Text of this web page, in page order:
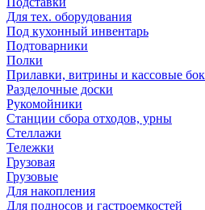
Для тех. оборудования
Под кухонный инвентарь
Подтоварники
Полки
Прилавки, витрины и кассовые
Разделочные доски
Рукомойники
Станции сбора отходов, урны
Стеллажи
Тележки
Грузовая
Грузовые
Для накопления
Для подносов и гастроемкостей